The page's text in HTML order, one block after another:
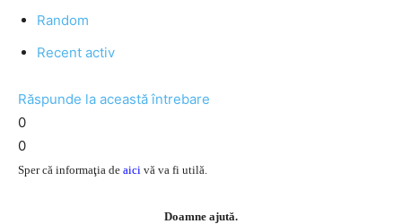
Random
Recent activ
Răspunde la această întrebare
0
0
Sper că informaţia de aici vă va fi utilă.
Doamne ajută.